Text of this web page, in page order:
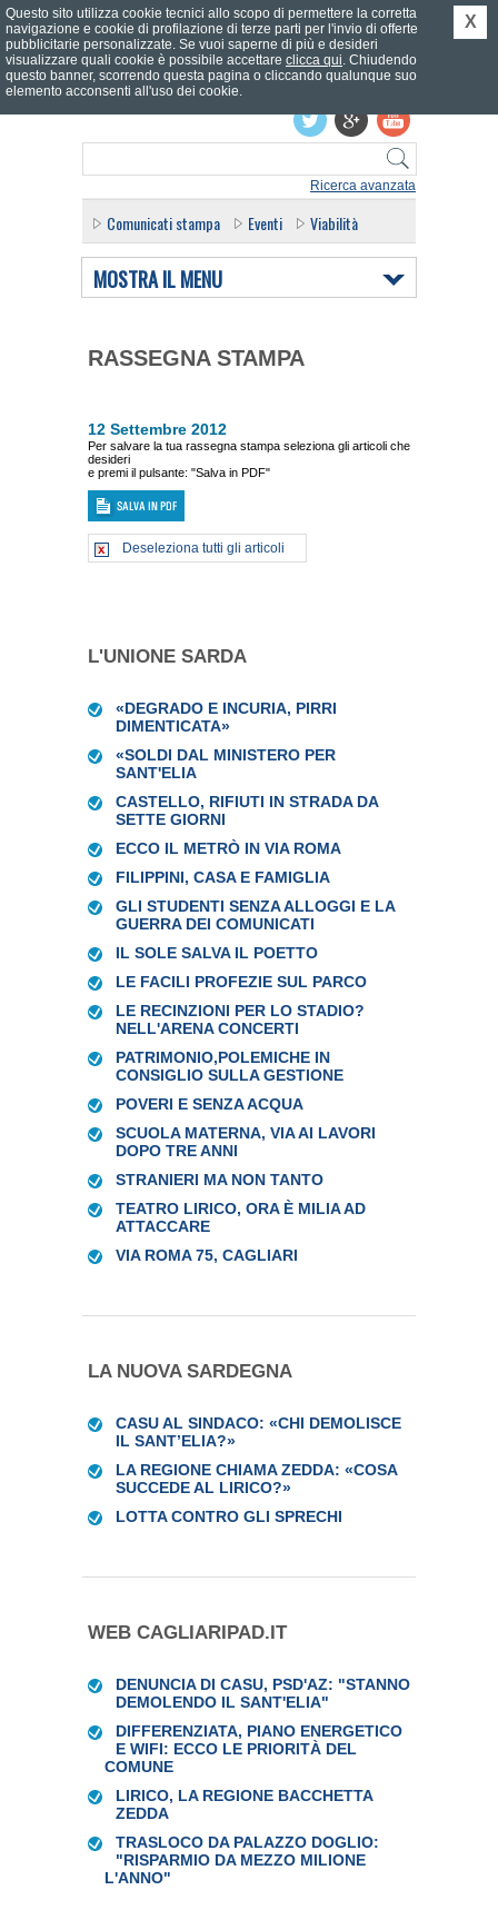
Ricerca avanzata
Effettua il login
Comunicati stampa Eventi Viabilità
MOSTRA IL MENU
RASSEGNA STAMPA
12 Settembre 2012
Per salvare la tua rassegna stampa seleziona gli articoli che
desideri
e premi il pulsante: "Salva in PDF"
Deseleziona tutti gli articoli
L'UNIONE SARDA
«DEGRADO E INCURIA, PIRRI
DIMENTICATA»
«SOLDI DAL MINISTERO PER
SANT'ELIA
CASTELLO, RIFIUTI IN STRADA DA
SETTE GIORNI
ECCO IL METRÒ IN VIA ROMA
FILIPPINI, CASA E FAMIGLIA
GLI STUDENTI SENZA ALLOGGI E LA
GUERRA DEI COMUNICATI
IL SOLE SALVA IL POETTO
LE FACILI PROFEZIE SUL PARCO
LE RECINZIONI PER LO STADIO?
NELL'ARENA CONCERTI
PATRIMONIO,POLEMICHE IN
CONSIGLIO SULLA GESTIONE
POVERI E SENZA ACQUA
SCUOLA MATERNA, VIA AI LAVORI
DOPO TRE ANNI
STRANIERI MA NON TANTO
TEATRO LIRICO, ORA È MILIA AD
ATTACCARE
VIA ROMA 75, CAGLIARI
LA NUOVA SARDEGNA
CASU AL SINDACO: «CHI DEMOLISCE
IL SANT’ELIA?»
LA REGIONE CHIAMA ZEDDA: «COSA
SUCCEDE AL LIRICO?»
LOTTA CONTRO GLI SPRECHI
WEB CAGLIARIPAD.IT
DENUNCIA DI CASU, PSD'AZ: "STANNO
DEMOLENDO IL SANT'ELIA"
DIFFERENZIATA, PIANO ENERGETICO
E WIFI: ECCO LE PRIORITÀ DEL
COMUNE
LIRICO, LA REGIONE BACCHETTA
ZEDDA
TRASLOCO DA PALAZZO DOGLIO:
"RISPARMIO DA MEZZO MILIONE
L'ANNO"
Questo sito utilizza cookie tecnici allo scopo di permettere la corretta
navigazione e cookie di profilazione di terze parti per l'invio di offerte
pubblicitarie personalizzate. Se vuoi saperne di più e desideri
visualizzare quali cookie è possibile accettare clicca qui. Chiudendo
questo banner, scorrendo questa pagina o cliccando qualunque suo
elemento acconsenti all'uso dei cookie.
X